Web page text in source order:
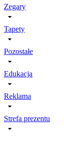
Zegary
Tapety
Pozostałe
Edukacja
Reklama
Strefa prezentu